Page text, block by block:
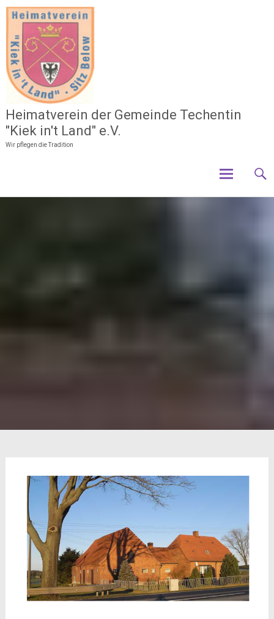
Zum
Inhalt
springen
Heimatverein der Gemeinde Techentin
"Kiek in't Land" e.V.
Wir pflegen die Tradition